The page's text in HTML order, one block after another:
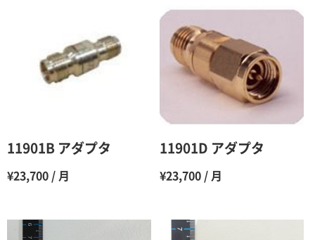
90％（割引率10％）
3ヶ月 80％（割引率20％）
4ヶ月 75％（割引率25％）
70％（割引率30％）
9ヶ月 50％（割引率50％）
11901B アダプタ
¥23,700 / 月
11901D アダプタ
¥23,700 / 月